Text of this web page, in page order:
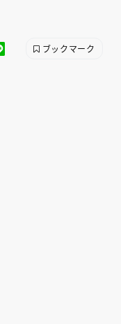
ブックマーク